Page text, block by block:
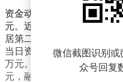
资金动向显示，该ETF当日
元。近半年规模增长3.74亿
居第二；近一周份额增加
当日资金流入流出持平，
万元。杠杆资金持续加码，
元，融资余额达5455.43万元
微信截图识别或
众号回复